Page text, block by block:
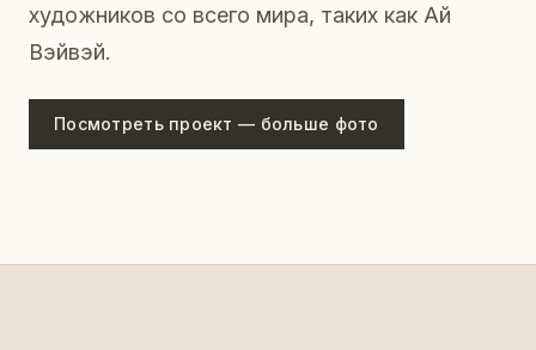
художников со всего мира, таких как Ай
Вэйвэй.
Посмотреть проект — больше фото